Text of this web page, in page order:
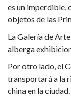
es un imperdible,
objetos de las
La Galería de
alberga
Por otro lado, el
transportará a la
china en la ciudad.